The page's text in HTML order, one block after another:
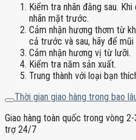
Kiểm tra nhãn đằng sau.
nhãn mặt trước.
Cảm nhận hương thơm từ
cả trước và sau, hãy để
Cảm nhận hương vị từ lưỡi.
Kiểm tra năm sản xuất.
Trung thành với loại bạn
Thời gian giao hàng trong bao
Giao hàng toàn quốc trong vòng
trợ 24/7